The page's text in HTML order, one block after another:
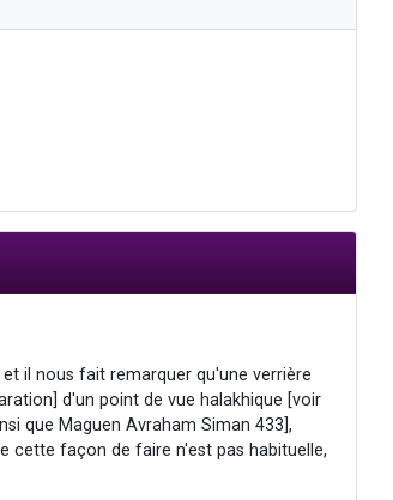
il nous fait remarquer qu'une verrière
d'un point de vue halakhique [voir
que Maguen Avraham Siman 433],
cette façon de faire n'est pas habituelle,